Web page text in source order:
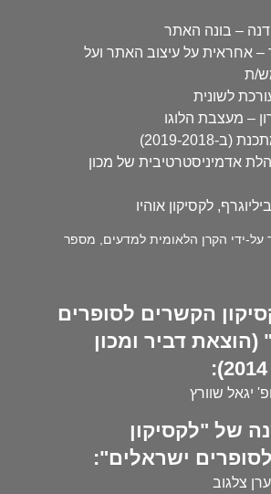
– בונה האתר
– אחראית על עיצוב האתר ועל
ת
לשונית
– מעצבת הלוגו
2019-2018)
אדמיניסטרטיבית של מכון
לקסיקון אוהיו
על-ידי הקרן הלאומית למדעים, מספר
הקשרים לסופרים
(הוצאת דביר ומכון
יגאל שוורץ
של "לקסיקון
ישראלים":
צלגוב